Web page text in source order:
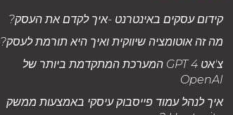
קידום עסקים באינטרנט -איך לקדם את העסק?
מה זה אוטומציה שיווקית ואיך היא תורמת לעסק?
צ'אט GPT 4 המערכת המתקדמת ביותר של
OpenAI
איך לנהל עמוד פייסבוק עיסקי באמצעות ממשק